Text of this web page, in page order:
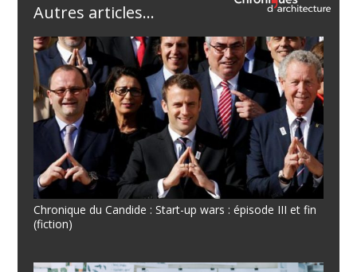
Autres articles...
Chronique du Candide : Start-up wars : épisode III et fin
(fiction)